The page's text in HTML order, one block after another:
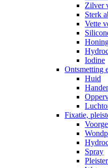
Zilver
Sterk
Vette
Iodine
Ontsmetting
Huid
Fixatie,
Spray